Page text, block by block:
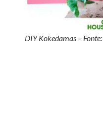
DIY Kokedamas – Fonte: